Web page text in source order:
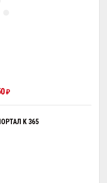
₽
K 365